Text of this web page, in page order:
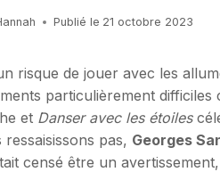
Publié le 21 octobre 2023
risque de jouer avec les
particulièrement
et Danser avec les étoiles
pas, Georges
censé être un